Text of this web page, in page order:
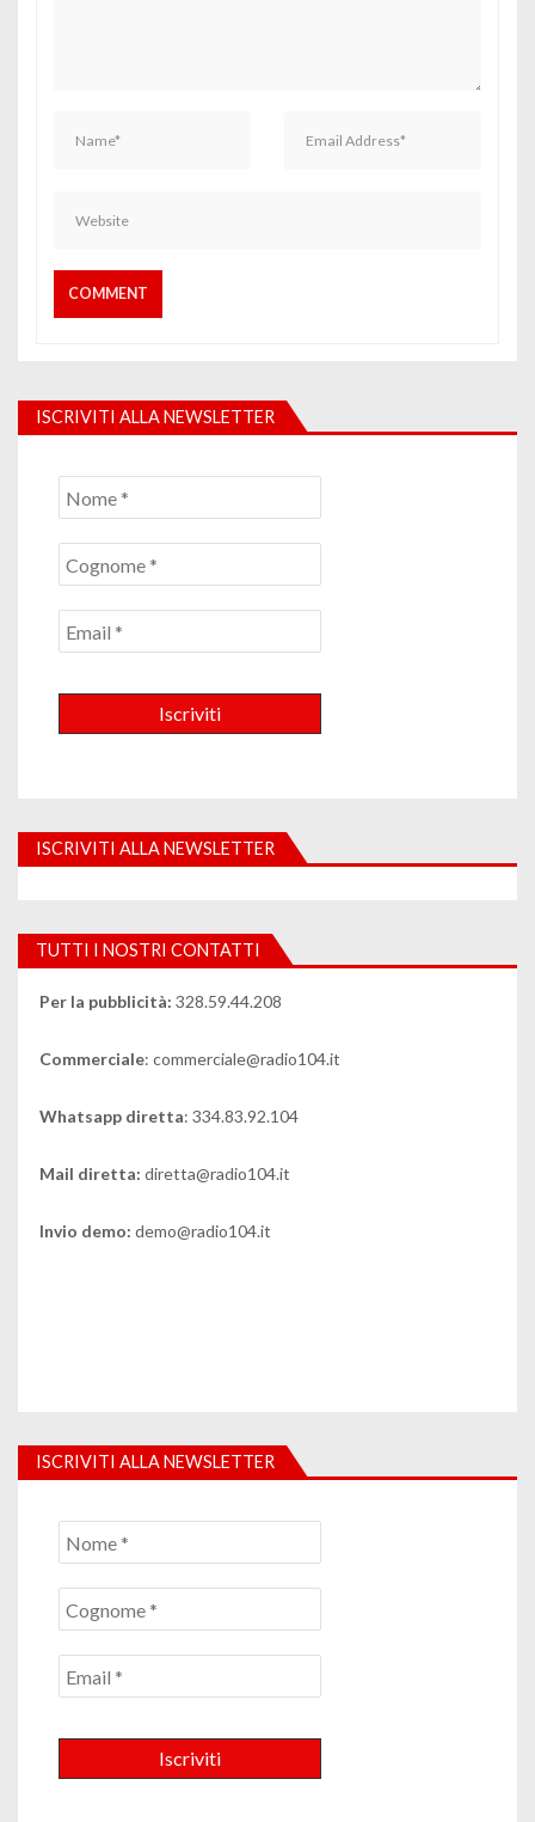
ISCRIVITI ALLA NEWSLETTER
ISCRIVITI ALLA NEWSLETTER
TUTTI I NOSTRI CONTATTI
Per la pubblicità: 328.59.44.208
Commerciale: commerciale@radio104.it
Whatsapp diretta: 334.83.92.104
Mail diretta: diretta@radio104.it
Invio demo: demo@radio104.it
ISCRIVITI ALLA NEWSLETTER